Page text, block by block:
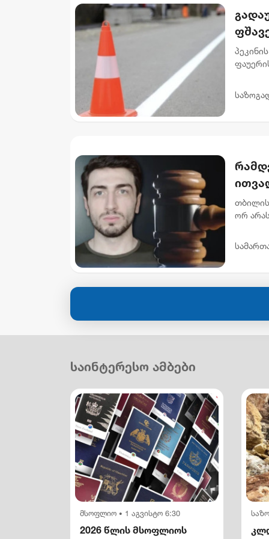
ორ
მუხლი...
საინტერესო ამბები
მსოფლიო • 1 აგვისტო 6:30
2026 წლის მსოფლიოს